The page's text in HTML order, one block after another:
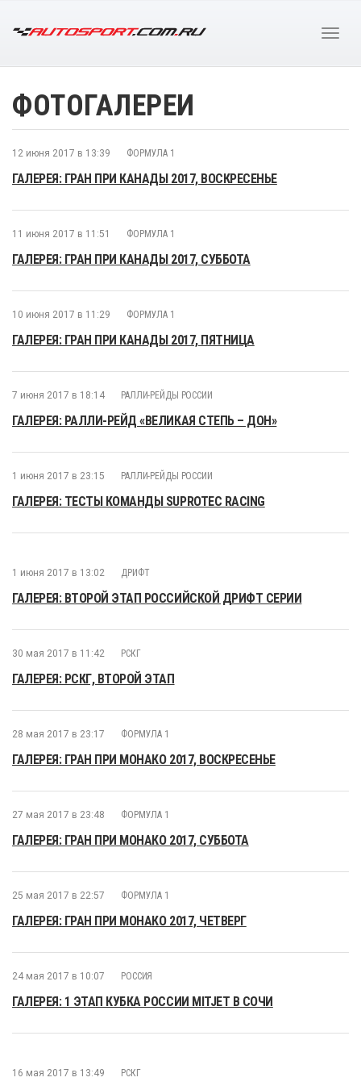
ФОТОГАЛЕРЕИ
12 июня 2017 в 13:39 ФОРМУЛА 1
ГАЛЕРЕЯ: ГРАН ПРИ КАНАДЫ 2017, ВОСКРЕСЕНЬЕ
11 июня 2017 в 11:51 ФОРМУЛА 1
ГАЛЕРЕЯ: ГРАН ПРИ КАНАДЫ 2017, СУББОТА
10 июня 2017 в 11:29 ФОРМУЛА 1
ГАЛЕРЕЯ: ГРАН ПРИ КАНАДЫ 2017, ПЯТНИЦА
7 июня 2017 в 18:14 РАЛЛИ-РЕЙДЫ РОССИИ
ГАЛЕРЕЯ: РАЛЛИ-РЕЙД «ВЕЛИКАЯ СТЕПЬ – ДОН»
1 июня 2017 в 23:15 РАЛЛИ-РЕЙДЫ РОССИИ
ГАЛЕРЕЯ: ТЕСТЫ КОМАНДЫ SUPROTEC RACING
1 июня 2017 в 13:02 ДРИФТ
ГАЛЕРЕЯ: ВТОРОЙ ЭТАП РОССИЙСКОЙ ДРИФТ СЕРИИ
30 мая 2017 в 11:42 РСКГ
ГАЛЕРЕЯ: РСКГ, ВТОРОЙ ЭТАП
28 мая 2017 в 23:17 ФОРМУЛА 1
ГАЛЕРЕЯ: ГРАН ПРИ МОНАКО 2017, ВОСКРЕСЕНЬЕ
27 мая 2017 в 23:48 ФОРМУЛА 1
ГАЛЕРЕЯ: ГРАН ПРИ МОНАКО 2017, СУББОТА
25 мая 2017 в 22:57 ФОРМУЛА 1
ГАЛЕРЕЯ: ГРАН ПРИ МОНАКО 2017, ЧЕТВЕРГ
24 мая 2017 в 10:07 РОССИЯ
ГАЛЕРЕЯ: 1 ЭТАП КУБКА РОССИИ MITJET В СОЧИ
16 мая 2017 в 13:49 РСКГ